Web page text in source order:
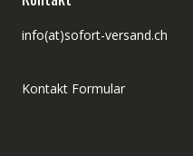
info(at)sofort-versand.ch
Kontakt Formular